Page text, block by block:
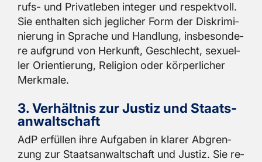
rufs- und Pri­vat­le­ben in­te­ger und re­spekt­voll.
Sie ent­hal­ten sich jeg­li­cher Form der Dis­kri­mi­
nie­rung in Spra­che und Hand­lung, ins­be­son­de­
re auf­grund von Her­kunft, Ge­schlecht, se­xu­el­
ler Ori­en­tie­rung, Re­li­gi­on oder kör­per­li­cher
Merk­ma­le.
3. Ver­hält­nis zur Jus­tiz und Staats­
an­walt­schaft
AdP er­fül­len ihre Auf­ga­ben in kla­rer Ab­gren­
zung zur Staats­an­walt­schaft und Jus­tiz. Sie re­